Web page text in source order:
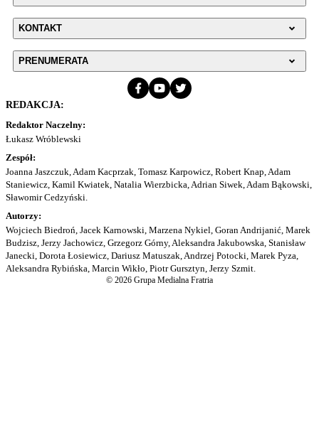
KONTAKT
PRENUMERATA
REDAKCJA:
Redaktor Naczelny:
Łukasz Wróblewski
Zespół:
Joanna Jaszczuk, Adam Kacprzak, Tomasz Karpowicz, Robert Knap, Adam
Staniewicz, Kamil Kwiatek, Natalia Wierzbicka, Adrian Siwek, Adam Bąkowski,
Sławomir Cedzyński.
Autorzy:
Wojciech Biedroń, Jacek Karnowski, Marzena Nykiel, Goran Andrijanić, Marek
Budzisz, Jerzy Jachowicz, Grzegorz Górny, Aleksandra Jakubowska, Stanisław
Janecki, Dorota Łosiewicz, Dariusz Matuszak, Andrzej Potocki, Marek Pyza,
Aleksandra Rybińska, Marcin Wikło, Piotr Gursztyn, Jerzy Szmit.
© 2026 Grupa Medialna Fratria